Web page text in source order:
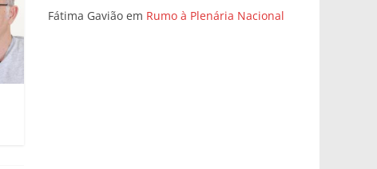
Fátima Gavião em Rumo à Plenária Nacional